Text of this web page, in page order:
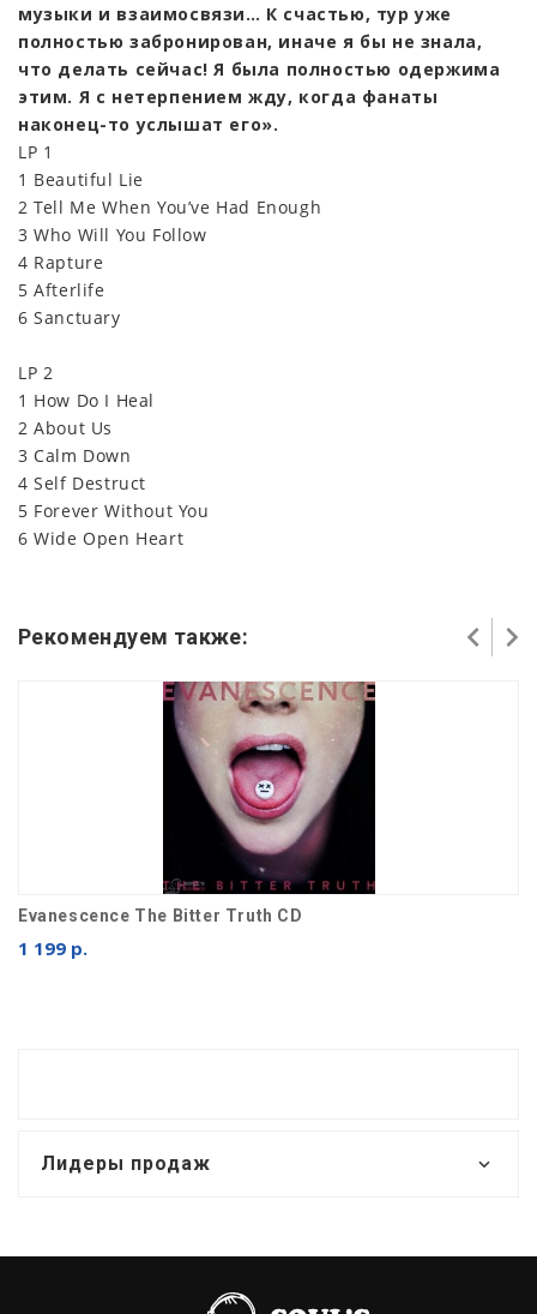
музыки и взаимосвязи… К счастью, тур уже
полностью забронирован, иначе я бы не знала,
что делать сейчас! Я была полностью одержима
этим. Я с нетерпением жду, когда фанаты
наконец-то услышат его».
LP 1
1 Beautiful Lie
2 Tell Me When You’ve Had Enough
3 Who Will You Follow
4 Rapture
5 Afterlife
6 Sanctuary
LP 2
1 How Do I Heal
2 About Us
3 Calm Down
4 Self Destruct
5 Forever Without You
6 Wide Open Heart
Рекомендуем также:
Evanescence The Bitter Truth CD
1 199 р.
Лидеры продаж